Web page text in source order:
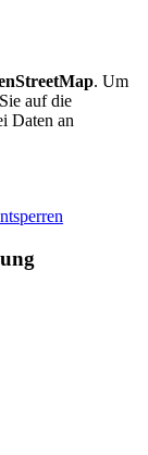
. Um
auf die
Daten an